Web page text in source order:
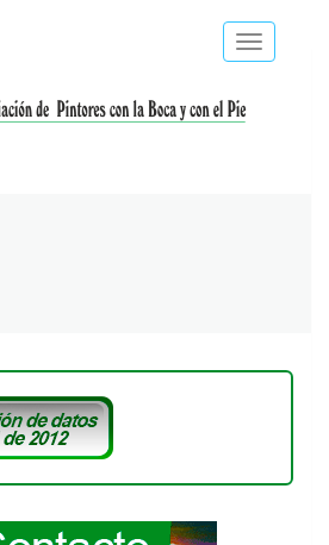
Toggle